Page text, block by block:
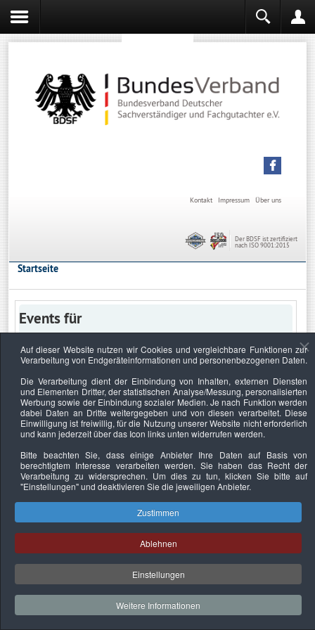
Über uns
Impressum
Kontakt
Der BDSF ist zertifiziert
nach ISO 9001:2015
Startseite
Events für
Keine Termine
Datenschutzerklärung Urheberrechtsnachweise Nachhaltigkeit
Copyright © 2026. Bundesverband Deutscher
Sachverständiger und Fachgutachter e.V..
Auf dieser Website nutzen wir Cookies und vergleichbare Funktionen zur
Verarbeitung von Endgeräteinformationen und personenbezogenen Daten.
Die Verarbeitung dient der Einbindung von Inhalten, externen Diensten
und Elementen Dritter, der statistischen Analyse/Messung, personalisierten
Werbung sowie der Einbindung sozialer Medien. Je nach Funktion werden
dabei Daten an Dritte weitergegeben und von diesen verarbeitet. Diese
Einwilligung ist freiwillig, für die Nutzung unserer Website nicht erforderlich
und kann jederzeit über das Icon links unten widerrufen werden.
Bitte beachten Sie, dass einige Anbieter Ihre Daten auf Basis von
berechtigtem Interesse verarbeiten werden. Sie haben das Recht der
Verarbeitung zu widersprechen. Um dies zu tun, klicken Sie bitte auf
"Einstellungen"und deaktivieren Sie die jeweiligen Anbieter.
Zustimmen
Ablehnen
Einstellungen
Weitere Informationen